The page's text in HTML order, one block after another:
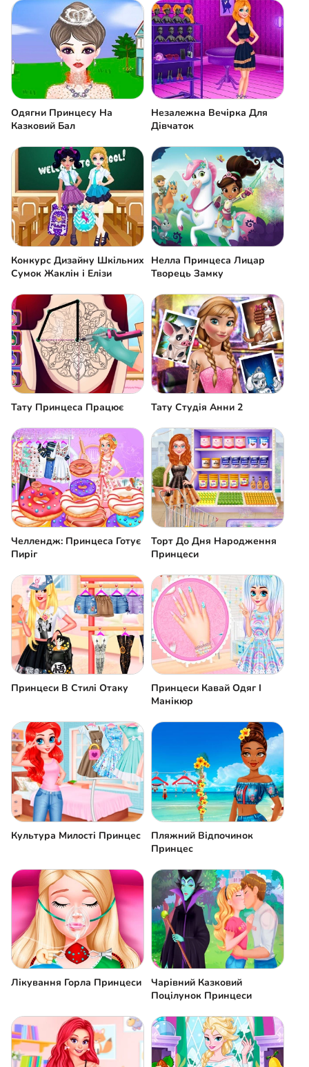
Одягни Принцесу На
Казковий Бал
Незалежна Вечірка Для
Дівчаток
Конкурс Дизайну Шкільних
Сумок Жаклін і Елізи
Нелла Принцеса Лицар
Творець Замку
Тату Принцеса Працює Тату Студія Анни 2
Челлендж: Принцеса Готує
Пиріг
Торт До Дня Народження
Принцеси
Принцеси В Стилі Отаку
Принцеси Кавай Одяг І
Манікюр
Культура Милості Принцес
Пляжний Відпочинок
Принцес
Лікування Горла Принцеси
Чарівний Казковий
Поцілунок Принцеси